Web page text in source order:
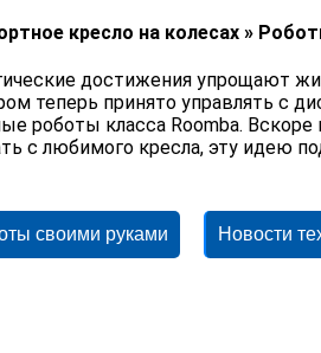
кресло на колесах »
достижения упрощают
теперь принято управлять с
роботы класса Roomba.
с любимого кресла, эту идею
своими руками Новости